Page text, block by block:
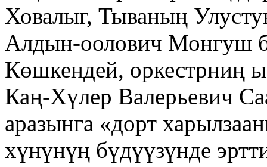
Ховалыг, Тываның
Алдын-оолович Монгуш
Көшкендей, оркестрниң
Каң-Хүлер Валерьевич
аразынга «дорт
хүнүнүң бүдүүзүнде